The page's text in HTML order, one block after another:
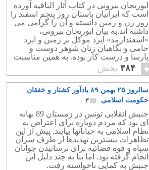
ابوریحان بیرونی در کتاب آثار الباقیه آورده
است که ایرانیان باستان روز پنجم اسفند را
روز زن و زمین دانسته و آن را گرامی می
داشته اند.به بیان ابوریحان بیرونی،
«اسفندارمذ» ایزد موکل بر زمین و ایزد
حامی و نگاهبان زنان شوهر دوست و
پارسا و درست کار بوده. به همین مناسبت
این روز، عید زنان به شمار می ‏رفت. مردم
به جهت گرامی ‏داشت، به آنان هدیه ‏داده و
بخشش می‏ کردند. زنان نه تنها از هدایا و
دهش هایی برخوردار می ‏شدند،
۳۸۴ پخش
سالروز ۲۵ بهمن ۸۹ یادآور کشتار و خفقان
حکومت اسلامی
۳
جنبش انقلابی تونس در زمستان 89 بهانه
ای بود که مردم دوباره برای اعتراض به
نظام اسلامی به خیابانها بیایند. پیش از این
تظاهرات بیشترین تهدیدها از طرف سران
سپاه و قوه قضائیه برای ترسانیدن جوانان
انجام گرفته بود. اما بنا به چند دلیل این
جنبش به کمایی ناخواسته رفت.